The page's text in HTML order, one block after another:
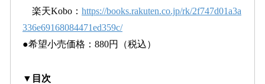
楽天Kobo： https://books.rakuten.co.jp/rk/2f747d01a3a
336e69168084471ed359c/
●希望小売価格：880円（税込）
▼目次